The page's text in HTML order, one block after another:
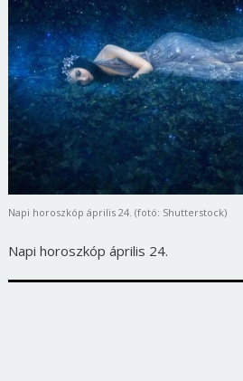
Napi horoszkóp április 24. (fotó: Shutterstock)
Napi horoszkóp április 24.